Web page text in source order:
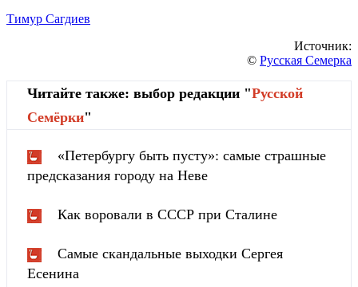
Тимур Сагдиев
Источник:
© Русская Семерка
Читайте также: выбор редакции "Русской
Cемёрки"
«Петербургу быть пусту»: самые страшные
предсказания городу на Неве
Как воровали в СССР при Сталине
Самые скандальные выходки Сергея
Есенина